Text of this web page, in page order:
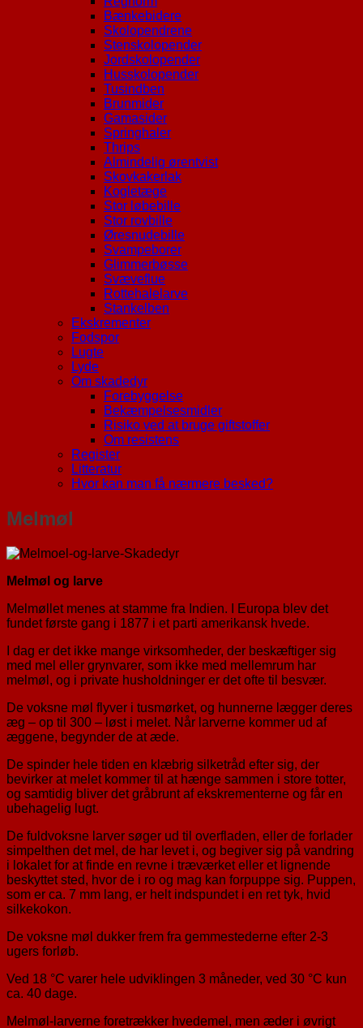
Bænkebidere
Skolopendrene
Stenskolopender
Jordskolopender
Husskolopender
Tusindben
Brunmider
Gamasider
Springhaler
Thrips
Almindelig ørentvist
Skovkakerlak
Kogletæge
Stor løbebille
Stor rovbille
Øresnudebille
Svampeborer
Glimmerbøsse
Svæveflue
Rottehalelarve
Stankelben
Ekskrementer
Fodspor
Lugte
Lyde
Om skadedyr
Forebyggelse
Bekæmpelsesmidler
Risiko ved at bruge giftstoffer
Om resistens
Register
Litteratur
Hvor kan man få nærmere besked?
Melmøl
Melmøl og larve
Melmøllet menes at stamme fra Indien. I Europa blev det
fundet første gang i 1877 i et parti amerikansk hvede.
I dag er det ikke mange virksomheder, der beskæftiger sig
med mel eller grynvarer, som ikke med mellemrum har
melmøl, og i private husholdninger er det ofte til besvær.
De voksne møl flyver i tusmørket, og hunnerne lægger deres
æg – op til 300 – løst i melet. Når larverne kommer ud af
æggene, begynder de at æde.
De spinder hele tiden en klæbrig silketråd efter sig, der
bevirker at melet kommer til at hænge sammen i store totter,
og samtidig bliver det gråbrunt af ekskrementerne og får en
ubehagelig lugt.
De fuldvoksne larver søger ud til overfladen, eller de forlader
simpelthen det mel, de har levet i, og begiver sig på vandring
i lokalet for at finde en revne i træværket eller et lignende
beskyttet sted, hvor de i ro og mag kan forpuppe sig. Puppen,
som er ca. 7 mm lang, er helt indspundet i en ret tyk, hvid
silkekokon.
De voksne møl dukker frem fra gemmestederne efter 2-3
ugers forløb.
Ved 18 °C varer hele udviklingen 3 måneder, ved 30 °C kun
ca. 40 dage.
Melmøl-larverne foretrækker hvedemel, men æder i øvrigt